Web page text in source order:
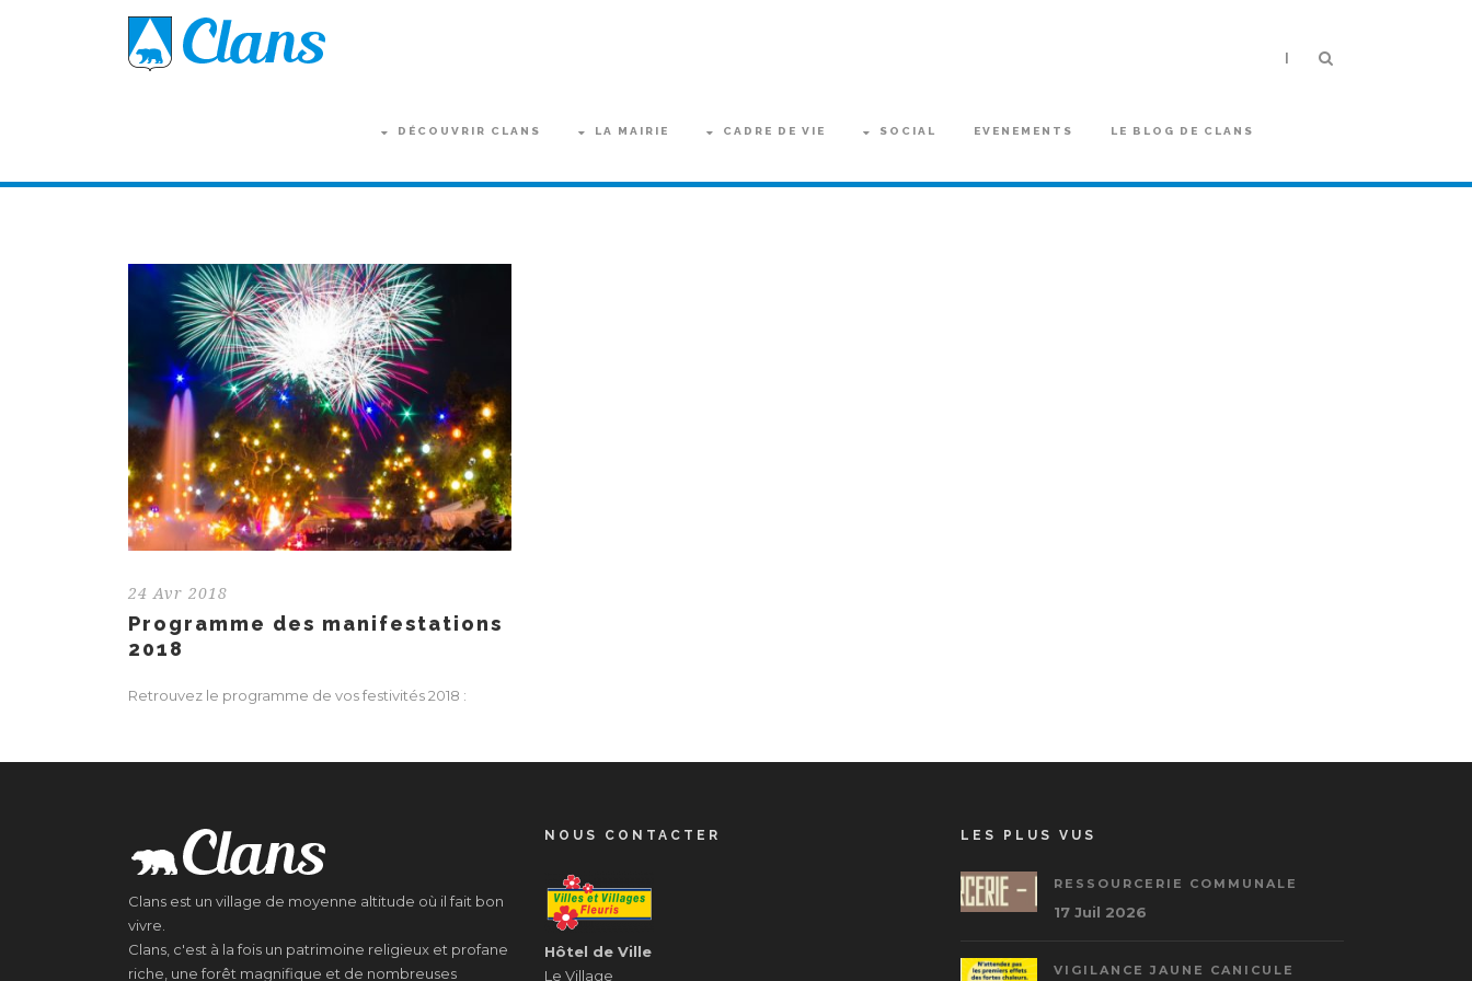
DÉCOUVRIR CLANS LA MAIRIE CADRE DE VIE SOCIAL EVENEMENTS LE BLOG DE CLANS
|
24 Avr 2018
Programme des manifestations
2018
Retrouvez le programme de vos festivités 2018 :
Clans est un village de moyenne altitude où il fait bon
vivre.
Clans, c'est à la fois un patrimoine religieux et profane
riche, une forêt magnifique et de nombreuses
NOUS CONTACTER
Hôtel de Ville
Le Village
LES PLUS VUS
RESSOURCERIE COMMUNALE
17 Juil 2026
VIGILANCE JAUNE CANICULE